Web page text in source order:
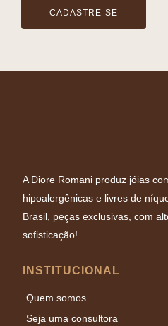
CADASTRE-SE
A Diore Romani produz jóias
hipoalergênicas e livres de
Brasil, peças exclusivas, com
sofisticação!
INSTITUCIONAL
Quem somos
Seja uma consultora